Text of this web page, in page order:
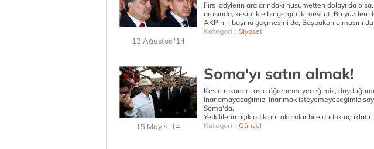
12 Ağustos '14
Firs ladylerin aralarındaki husumetten dolayı da
arasında, kesinlikle bir gerginlik mevcut. Bu yüzden
AKP'nin başına geçmesini de, Başbakan olmasını
Kategori : Siyaset
15 Mayıs '14
Soma'yı satın almak!
Kesin rakamını asla öğrenemeyeceğimiz,
inanamayacağımız, inanmak isteyemeyeceğimiz
Soma'da.
Yetkililerin açıkladıkları rakamlar bile dudak uçuklatır,
Kategori : Güncel